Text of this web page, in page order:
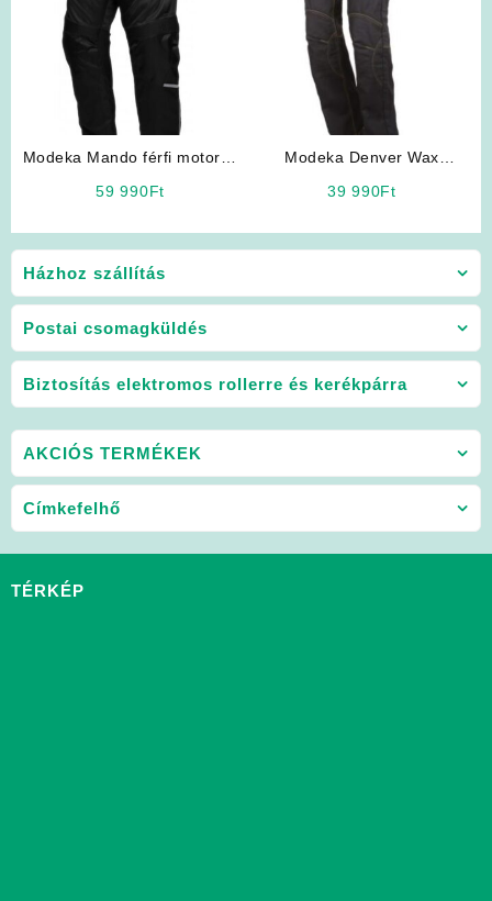
Házhoz szállítás
Postai csomagküldés
Biztosítás elektromos rollerre és kerékpárra
Modeka Mando férfi motoros
59 990Ft
Modeka Denver Wax
39 990Ft
AKCIÓS TERMÉKEK
Címkefelhő
TÉRKÉP